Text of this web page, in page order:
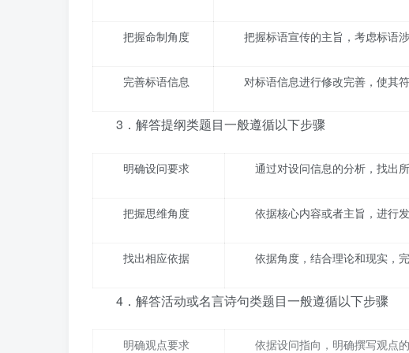
把握命制角度 把握标语宣传的主旨，考虑标语
完善标语信息 对标语信息进行修改完善，使其
3．解答提纲类题目一般遵循以下步骤
明确设问要求 通过对设问信息的分析，找出
把握思维角度 依据核心内容或者主旨，进行
找出相应依据 依据角度，结合理论和现实，
4．解答活动或名言诗句类题目一般遵循以下步骤
明确观点要求 依据设问指向，明确撰写观点